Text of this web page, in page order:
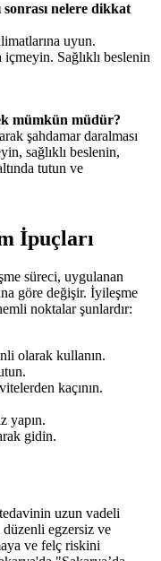
nelere dikkat
uyun.
içmeyin. Sağlıklı beslenin
mümkün müdür?
şahdamar daralması
sağlıklı beslenin,
tutun ve
İpuçları
süreci, uygulanan
göre değişir. İyileşme
noktalar şunlardır:
olarak kullanın.
kaçının.
yapın.
gidin.
uzun vadeli
düzenli egzersiz ve
ve felç riskini